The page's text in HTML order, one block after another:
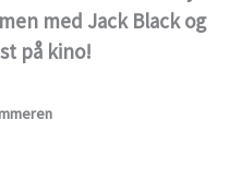
med Jack Black og
på kino!